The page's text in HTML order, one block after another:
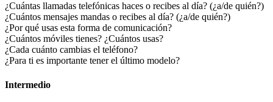
¿Cuántas llamadas telefónicas haces o recibes al día? (¿a/de quién?)
¿Cuántos mensajes mandas o recibes al día? (¿a/de quién?)
¿Por qué usas esta forma de comunicación?
¿Cuántos móviles tienes? ¿Cuántos usas?
¿Cada cuánto cambias el teléfono?
¿Para ti es importante tener el último modelo?
Intermedio